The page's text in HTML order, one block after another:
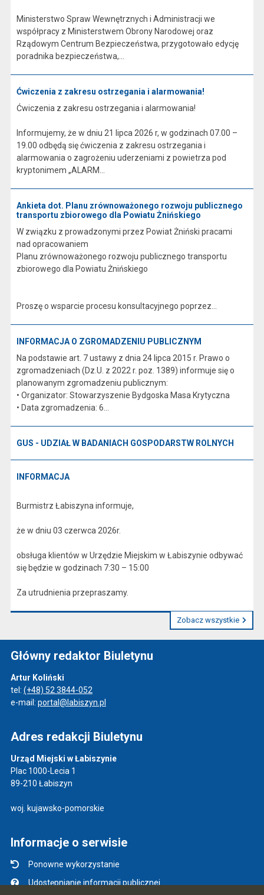
Ministerstwo Spraw Wewnętrznych i Administracji we
współpracy z Ministerstwem Obrony Narodowej oraz
Rządowym Centrum Bezpieczeństwa, przygotowało edycję
poradnika bezpieczeństwa,...
Ćwiczenia z zakresu ostrzegania i alarmowania!
Ćwiczenia z zakresu ostrzegania i alarmowania!
Informujemy, że w dniu 21 lipca 2026 r, w godzinach 07.00 –
19.00 odbędą się ćwiczenia z zakresu ostrzegania i
alarmowania o zagrożeniu uderzeniami z powietrza pod
kryptonimem „ALARM...
Ankieta dot. Planu zrównoważonego rozwoju publicznego
transportu zbiorowego dla Powiatu Żnińskiego
W związku z prowadzonymi przez Powiat Żniński pracami
nad opracowaniem
Planu zrównoważonego rozwoju publicznego transportu
zbiorowego dla Powiatu Żnińskiego
Proszę o wsparcie procesu konsultacyjnego poprzez...
INFORMACJA O ZGROMADZENIU PUBLICZNYM
Na podstawie art. 7 ustawy z dnia 24 lipca 2015 r. Prawo o
zgromadzeniach (Dz.U. z 2022 r. poz. 1389) informuje się o
planowanym zgromadzeniu publicznym:
• Organizator: Stowarzyszenie Bydgoska Masa Krytyczna
• Data zgromadzenia: 6...
GUS - UDZIAŁ W BADANIACH GOSPODARSTW ROLNYCH
INFORMACJA
Burmistrz Łabiszyna informuje,
że w dniu 03 czerwca 2026r.
obsługa klientów w Urzędzie Miejskim w Łabiszynie odbywać
się będzie w godzinach 7:30 – 15:00
Za utrudnienia przepraszamy.
Zobacz wszystkie
Główny redaktor Biuletynu
Artur Koliński
tel: (+48) 52 3844-052
e-mail: portal@labiszyn.pl
Adres redakcji Biuletynu
Urząd Miejski w Łabiszynie
Plac 1000-Lecia 1
89-210 Łabiszyn
woj. kujawsko-pomorskie
Informacje o serwisie
Ponowne wykorzystanie
Udostępnianie informacji publicznej